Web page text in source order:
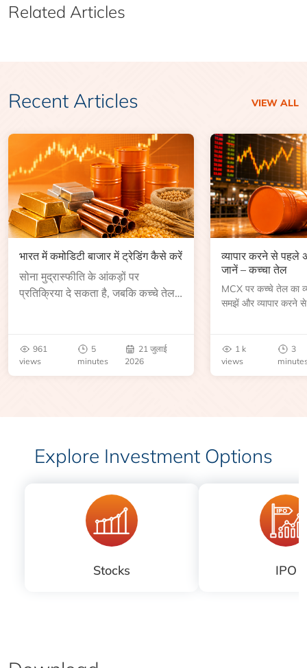
Related Articles
Recent Articles VIEW ALL
भारत में कमोडिटी बाजार में ट्रेडिंग कैसे करें
सोना मुद्रास्फीति के आंकड़ों पर
प्रतिक्रिया दे सकता है, जबकि कच्चे तेल
961
views
5
minutes
21 जुलाई
2026
व्यापार करने से पहले
जानें – कच्चा तेल
MCX पर कच्चे तेल का
समझें और व्यापार करने
जानें।1 k
views
3
Explore Investment Options
Stocks IPO